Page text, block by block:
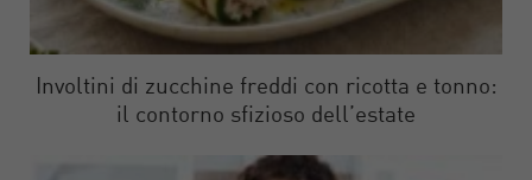
Involtini di zucchine freddi con ricotta e tonno:
il contorno sfizioso dell’estate